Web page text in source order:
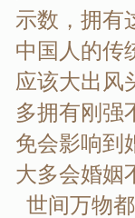
示数，拥有
中国人的传
应该大出风
多拥有刚强
免会影响到
大多会婚姻
世间万物